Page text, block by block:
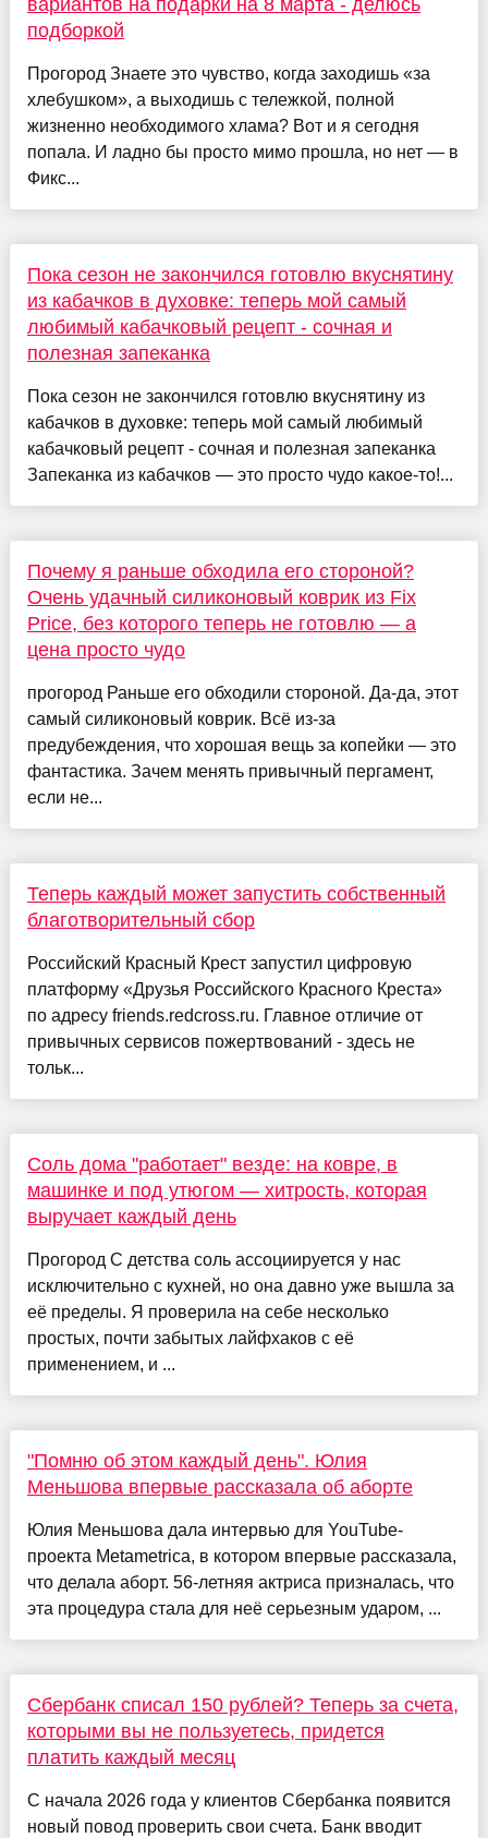
вариантов на подарки на 8 марта - делюсь
подборкой
Прогород Знаете это чувство, когда заходишь «за
хлебушком», а выходишь с тележкой, полной
жизненно необходимого хлама? Вот и я сегодня
попала. И ладно бы просто мимо прошла, но нет — в
Фикс...
Пока сезон не закончился готовлю вкуснятину
из кабачков в духовке: теперь мой самый
любимый кабачковый рецепт - сочная и
полезная запеканка
Пока сезон не закончился готовлю вкуснятину из
кабачков в духовке: теперь мой самый любимый
кабачковый рецепт - сочная и полезная запеканка
Запеканка из кабачков — это просто чудо какое-то!...
Почему я раньше обходила его стороной?
Очень удачный силиконовый коврик из Fix
Price, без которого теперь не готовлю — а
цена просто чудо
прогород Раньше его обходили стороной. Да-да, этот
самый силиконовый коврик. Всё из-за
предубеждения, что хорошая вещь за копейки — это
фантастика. Зачем менять привычный пергамент,
если не...
Теперь каждый может запустить собственный
благотворительный сбор
Российский Красный Крест запустил цифровую
платформу «Друзья Российского Красного Креста»
по адресу friends.redcross.ru. Главное отличие от
привычных сервисов пожертвований - здесь не
тольк...
Соль дома "работает" везде: на ковре, в
машинке и под утюгом — хитрость, которая
выручает каждый день
Прогород С детства соль ассоциируется у нас
исключительно с кухней, но она давно уже вышла за
её пределы. Я проверила на себе несколько
простых, почти забытых лайфхаков с её
применением, и ...
"Помню об этом каждый день". Юлия
Меньшова впервые рассказала об аборте
Юлия Меньшова дала интервью для YouTube-
проекта Metametrica, в котором впервые рассказала,
что делала аборт. 56-летняя актриса призналась, что
эта процедура стала для неё серьезным ударом, ...
Сбербанк списал 150 рублей? Теперь за счета,
которыми вы не пользуетесь, придется
платить каждый месяц
С начала 2026 года у клиентов Сбербанка появится
новый повод проверить свои счета. Банк вводит